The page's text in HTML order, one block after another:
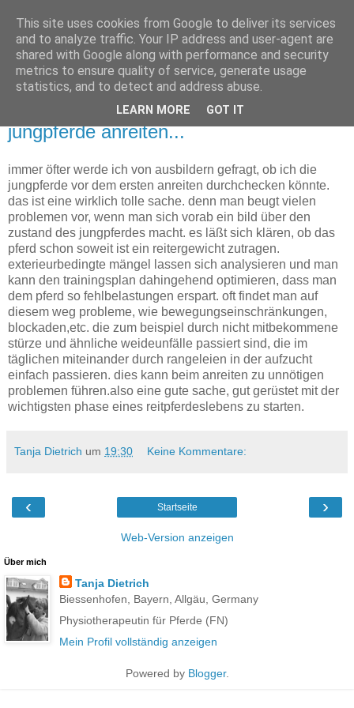
Tanja Dietrich
Physiotherapeutin für Pferde (FN)
Dienstag, 17. März 2009
jungpferde anreiten...
immer öfter werde ich von ausbildern gefragt, ob ich die
jungpferde vor dem ersten anreiten durchchecken könnte.
das ist eine wirklich tolle sache. denn man beugt vielen
problemen vor, wenn man sich vorab ein bild über den
zustand des jungpferdes macht. es läßt sich klären, ob das
pferd schon soweit ist ein reitergewicht zutragen.
exterieurbedingte mängel lassen sich analysieren und man
kann den trainingsplan dahingehend optimieren, dass man
dem pferd so fehlbelastungen erspart. oft findet man auf
diesem weg probleme, wie bewegungseinschränkungen,
blockaden,etc. die zum beispiel durch nicht mitbekommene
stürze und ähnliche weideunfälle passiert sind, die im
täglichen miteinander durch rangeleien in der aufzucht
einfach passieren. dies kann beim anreiten zu unnötigen
problemen führen.also eine gute sache, gut gerüstet mit der
wichtigsten phase eines reitpferdeslebens zu starten.
Tanja Dietrich um 19:30 Keine Kommentare:
‹ ›
Startseite
Web-Version anzeigen
Über mich
Tanja Dietrich
Biessenhofen, Bayern, Allgäu, Germany
Physiotherapeutin für Pferde (FN)
Mein Profil vollständig anzeigen
Powered by Blogger.
This site uses cookies from Google to deliver its services
and to analyze traffic. Your IP address and user-agent are
shared with Google along with performance and security
metrics to ensure quality of service, generate usage
statistics, and to detect and address abuse.
LEARN MORE GOT IT